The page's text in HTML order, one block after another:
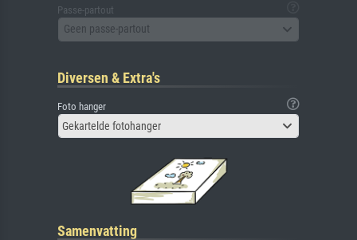
Passe-partout
Geen passe-partout
Diversen & Extra's
Foto hanger
Gekartelde fotohanger
Samenvatting